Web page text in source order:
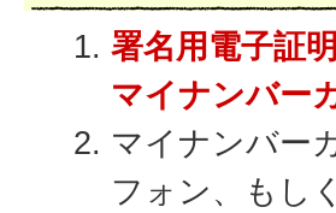
署名用電子証
マイナンバー
マイナンバー
フォン、もし